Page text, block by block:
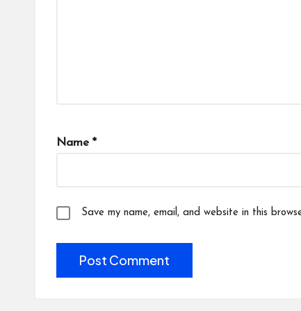
Name *
Save my name, email, and website in this